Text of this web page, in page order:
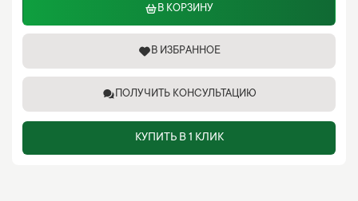
В КОРЗИНУ
В ИЗБРАННОЕ
ПОЛУЧИТЬ КОНСУЛЬТАЦИЮ
КУПИТЬ В 1 КЛИК